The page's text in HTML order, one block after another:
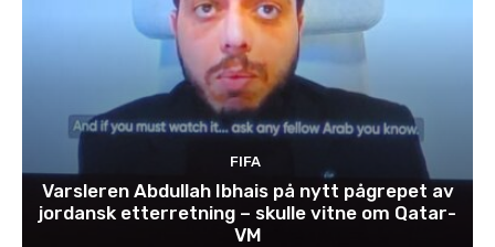
FIFA
Varsleren Abdullah Ibhais på nytt pågrepet av
jordansk etterretning – skulle vitne om Qatar-
VM